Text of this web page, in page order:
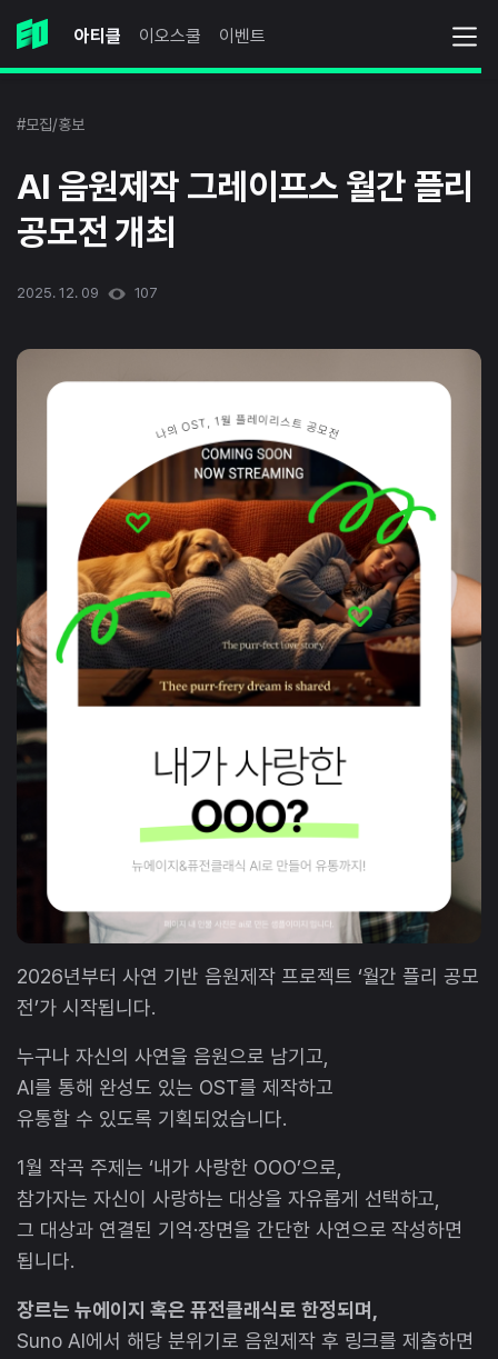
아티클 이오스쿨 이벤트
#모집/홍보
AI 음원제작 그레이프스 월간 플리
공모전 개최
2025. 12. 09 107
2026년부터 사연 기반 음원제작 프로젝트 ‘월간 플리 공모
전’가 시작됩니다.
누구나 자신의 사연을 음원으로 남기고,
AI를 통해 완성도 있는 OST를 제작하고
유통할 수 있도록 기획되었습니다.
1월 작곡 주제는 ‘내가 사랑한 OOO’으로,
참가자는 자신이 사랑하는 대상을 자유롭게 선택하고,
그 대상과 연결된 기억·장면을 간단한 사연으로 작성하면
됩니다.
장르는 뉴에이지 혹은 퓨전클래식로 한정되며,
Suno AI에서 해당 분위기로 음원제작 후 링크를 제출하면